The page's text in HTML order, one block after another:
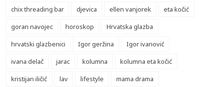
chix threading bar
djevica ellen vanjorek
eta kočić
goran navojec
horoskop
Hrvatska glazba
hrvatski glazbenici
Igor geržina
Igor ivanović
ivana delač
jarac kolumna
kolumna eta kočić
kristijan iličić
lav lifestyle
mama drama